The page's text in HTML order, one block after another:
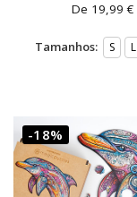
De 19,99€
Tamanhos: S L
-18%